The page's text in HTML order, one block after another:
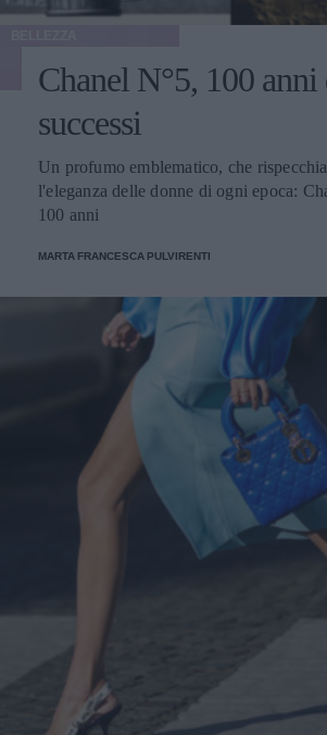
Chanel N°5, 100
successi
Un profumo emblematico, che
l'eleganza delle donne di ogni epoca:
100 anni
MARTA FRANCESCA PULVIRENTI